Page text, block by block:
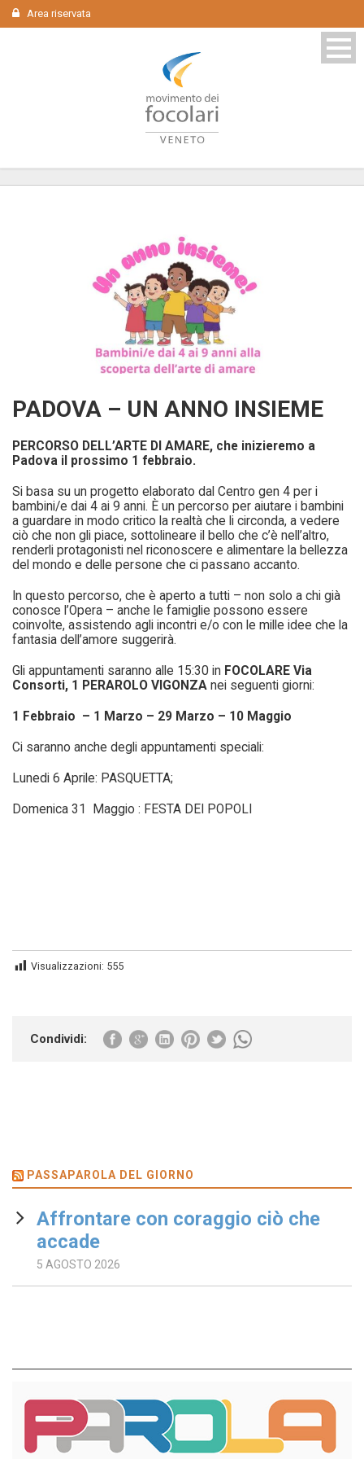
Area riservata
PADOVA – UN ANNO INSIEME
PERCORSO DELL’ARTE DI AMARE, che inizieremo a
Padova il prossimo 1 febbraio.
Si basa su un progetto elaborato dal Centro gen 4 per i
bambini/e dai 4 ai 9 anni. È un percorso per aiutare i bambini
a guardare in modo critico la realtà che li circonda, a vedere
ciò che non gli piace, sottolineare il bello che c’è nell’altro,
renderli protagonisti nel riconoscere e alimentare la bellezza
del mondo e delle persone che ci passano accanto.
In questo percorso, che è aperto a tutti – non solo a chi già
conosce l’Opera – anche le famiglie possono essere
coinvolte, assistendo agli incontri e/o con le mille idee che la
fantasia dell’amore suggerirà.
Gli appuntamenti saranno alle 15:30 in FOCOLARE Via
Consorti, 1 PERAROLO VIGONZA nei seguenti giorni:
1 Febbraio – 1 Marzo – 29 Marzo – 10 Maggio
Ci saranno anche degli appuntamenti speciali:
Lunedi 6 Aprile: PASQUETTA;
Domenica 31 Maggio : FESTA DEI POPOLI
Visualizzazioni: 555
Condividi:
PASSAPAROLA DEL GIORNO
Affrontare con coraggio ciò che
accade
5 AGOSTO 2026